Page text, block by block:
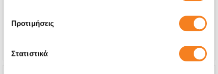
Προτιμήσεις
Στατιστικά
Χρόνος
1-2 ώρες